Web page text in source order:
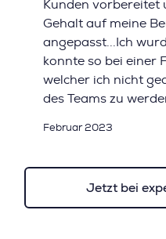
Kunden vorbereitet
Gehalt auf meine
angepasst...Ich
konnte so bei einer
welcher ich nicht
des Teams zu
Februar 2023
Jetzt bei